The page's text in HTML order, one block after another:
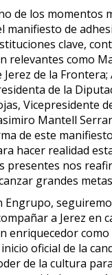
de los momentos
manifiesto de
clave,
relevantes como
Jerez de la
de la
Vicepresidente
Mantell
de este
hacer realidad
presentes nos
grandes
Engrupo,
a Jerez en
enriquecedor
oficial de la
de la cultura